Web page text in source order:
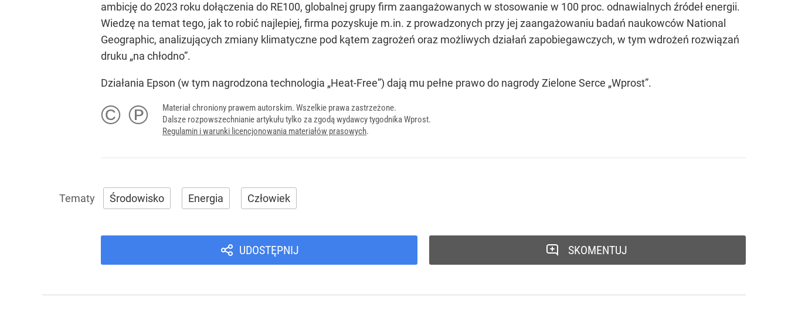
ambicję do 2023 roku dołączenia do RE100, globalnej grupy firm zaangażowanych w stosowanie w 100 proc. odnawialnych źródeł energii.
Wiedzę na temat tego, jak to robić najlepiej, firma pozyskuje m.in. z prowadzonych przy jej zaangażowaniu badań naukowców National
Geographic, analizujących zmiany klimatyczne pod kątem zagrożeń oraz możliwych działań zapobiegawczych, w tym wdrożeń rozwiązań
druku „na chłodno”.
Działania Epson (w tym nagrodzona technologia „Heat-Free”) dają mu pełne prawo do nagrody Zielone Serce „Wprost”.
© ℗
Materiał chroniony prawem autorskim. Wszelkie prawa zastrzeżone.
Dalsze rozpowszechnianie artykułu tylko za zgodą wydawcy tygodnika Wprost.
Regulamin i warunki licencjonowania materiałów prasowych.
Środowisko Energia Człowiek
UDOSTĘPNIJ SKOMENTUJ